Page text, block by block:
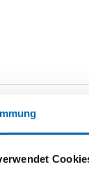
1050mm
VE: 40,000